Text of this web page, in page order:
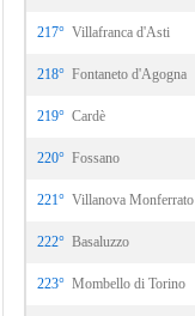
217° Villafranca d'Asti
218° Fontaneto d'Agogna
219° Cardè
220° Fossano
221° Villanova Monferrato
222° Basaluzzo
223° Mombello di Torino